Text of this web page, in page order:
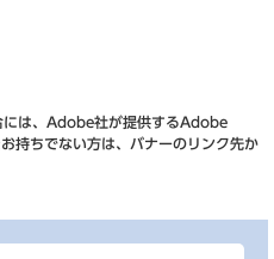
には、Adobe社が提供するAdobe
持ちでない方は、バナーのリンク先か